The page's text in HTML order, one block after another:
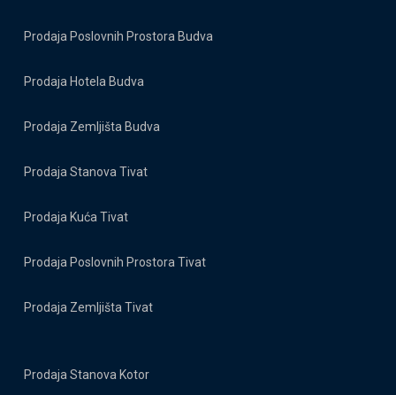
Prodaja Poslovnih Prostora Budva
Prodaja Hotela Budva
Prodaja Zemljišta Budva
Prodaja Stanova Tivat
Prodaja Kuća Tivat
Prodaja Poslovnih Prostora Tivat
Prodaja Zemljišta Tivat
Prodaja Stanova Kotor